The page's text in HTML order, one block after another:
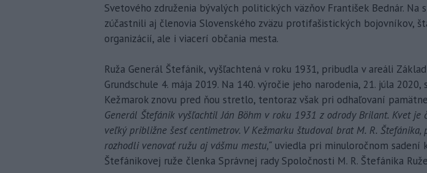
Svetového združenia bývalých politických väzňov František Bednár. Na
zúčastnili aj členovia Slovenského zväzu protifašistických bojovníkov,
organizácií, ale i viacerí občania mesta.
Ruža Generál Štefánik, vyšľachtená v roku 1931, pribudla v areáli
Grundschule 4. mája 2019. Na 140. výročie jeho narodenia, 21. júla 2020,
Kežmarok znovu pred ňou stretlo, tentoraz však pri odhaľovaní
Generál Štefánik vyšľachtil Ján Böhm v roku 1931 z odrody Brilant. Kvet je
veľký približne šesť centimetrov. V Kežmarku študoval brat M. R. Štefánika,
rozhodli venovať ružu aj vášmu mestu,“ uviedla pri minuloročnom sadení
Štefánikovej ruže členka Správnej rady Spoločnosti M. R. Štefánika